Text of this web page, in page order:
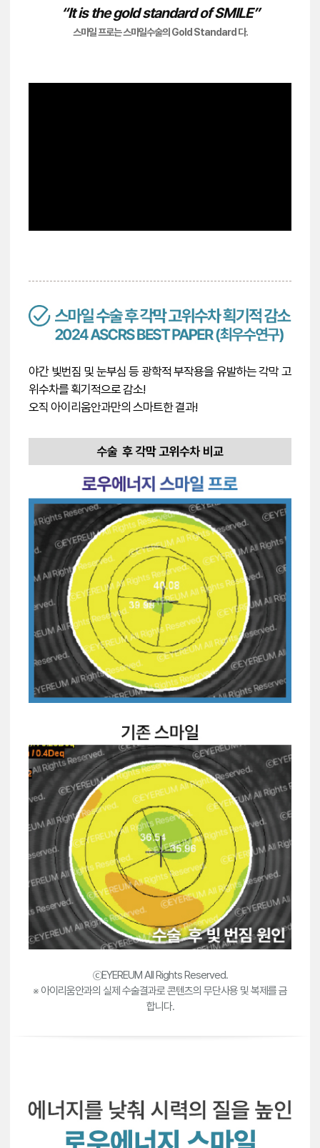
“It is the gold standard of SMILE”
스마일 프로는 스마일수술의 Gold Standard 다.
야간 빛번짐 및 눈부심 등 광학적 부작용을 유발하는 각막 고
위수차를 획기적으로 감소!
오직 아이리움안과만의 스마트한 결과!
ⓒEYEREUM All Rights Reserved.
※ 아이리움안과의 실제 수술결과로 콘텐츠의 무단사용 및 복제를 금
합니다.